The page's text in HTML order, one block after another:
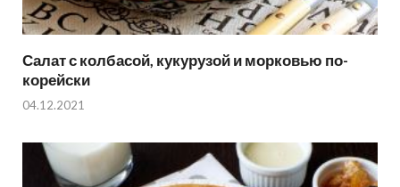
Салат с колбасой, кукурузой и морковью по-
корейски
04.12.2021